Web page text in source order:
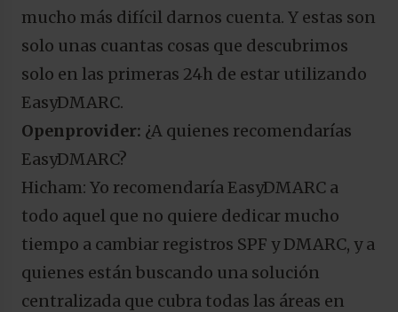
mucho más difícil darnos cuenta. Y estas son
solo unas cuantas cosas que descubrimos
solo en las primeras 24h de estar utilizando
EasyDMARC.
Openprovider: ¿A quienes recomendarías
EasyDMARC?
Hicham: Yo recomendaría EasyDMARC a
todo aquel que no quiere dedicar mucho
tiempo a cambiar registros SPF y DMARC, y a
quienes están buscando una solución
centralizada que cubra todas las áreas en